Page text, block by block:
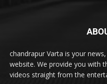
chandrapur Varta is your
website. We provide you with
videos straight from the